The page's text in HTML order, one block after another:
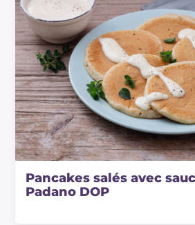
Pancakes salés avec
Padano DOP